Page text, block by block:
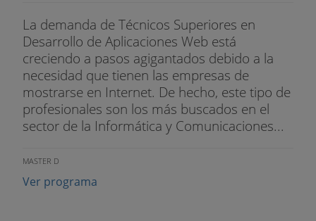
La demanda de Técnicos Superiores en
Desarrollo de Aplicaciones Web está
creciendo a pasos agigantados debido a la
necesidad que tienen las empresas de
mostrarse en Internet. De hecho, este tipo de
profesionales son los más buscados en el
sector de la Informática y Comunicaciones...
MASTER D
Ver programa